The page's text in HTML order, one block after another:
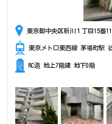
東京都中央区新川１丁目15番
東京メトロ東西線 茅場町駅
RC造 地上7階建 地下0階